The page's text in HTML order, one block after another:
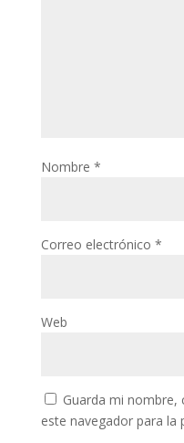
Nombre *
Correo electrónico *
Web
Guarda mi nombre,
este navegador para la